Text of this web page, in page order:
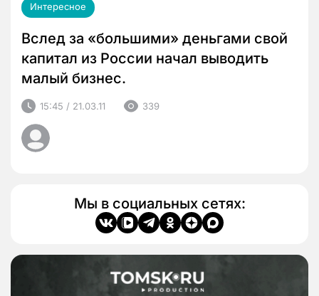
Интересное
Вслед за «большими» деньгами свой
капитал из России начал выводить
малый бизнес.
15:45 / 21.03.11 339
Мы в социальных сетях: